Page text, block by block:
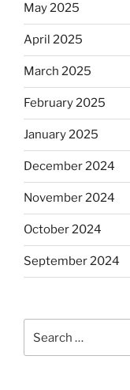
May 2025
April 2025
March 2025
February 2025
January 2025
December 2024
November 2024
October 2024
September 2024
for: